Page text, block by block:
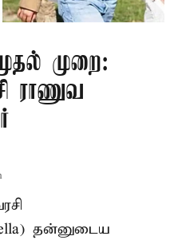
முறை:
ராணுவ
தன்னுடைய